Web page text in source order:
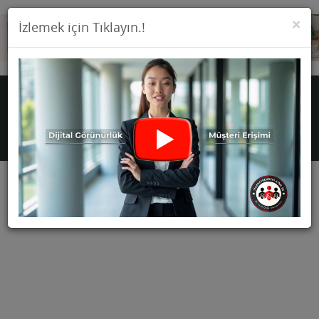
×
İzlemek için Tıklayın.!